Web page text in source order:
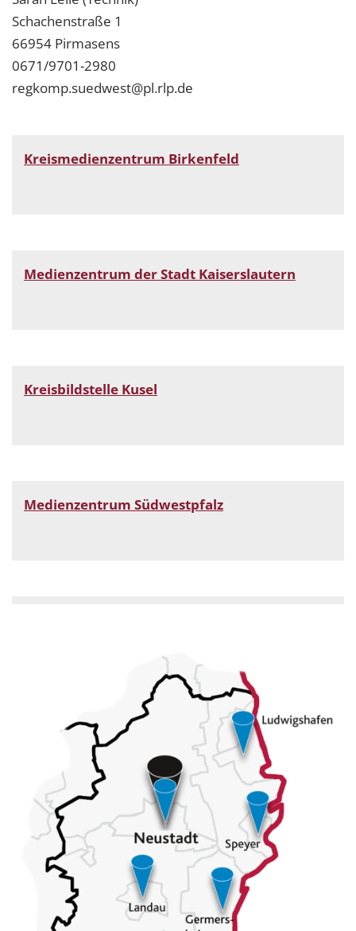
Schachenstraße 1
66954 Pirmasens
0671/9701-2980
regkomp.suedwest@pl.rlp.de
Kreismedienzentrum Birkenfeld
Medienzentrum der Stadt Kaiserslautern
Kreisbildstelle Kusel
Medienzentrum Südwestpfalz